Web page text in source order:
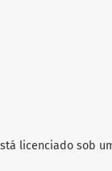
licenciado sob